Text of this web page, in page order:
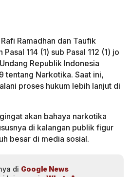
Ramadhan dan Taufik
114 (1) sub Pasal 112 (1) jo
Republik Indonesia
tentang Narkotika. Saat ini,
proses hukum lebih lanjut di
akan bahaya narkotika
di kalangan publik figur
besar di media sosial.
di Google News